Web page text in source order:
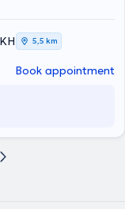
5,5 km
Book appointment